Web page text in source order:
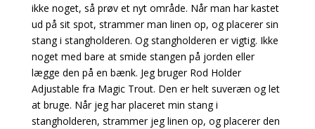
ikke noget, så prøv et nyt område. Når man har kastet
ud på sit spot, strammer man linen op, og placerer sin
stang i stangholderen. Og stangholderen er vigtig. Ikke
noget med bare at smide stangen på jorden eller
lægge den på en bænk. Jeg bruger Rod Holder
Adjustable fra Magic Trout. Den er helt suveræn og let
at bruge. Når jeg har placeret min stang i
stangholderen, strammer jeg linen op, og placerer den